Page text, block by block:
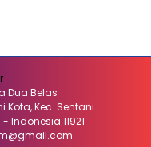
Dua Belas
Kec. Sentani
Indonesia 11921